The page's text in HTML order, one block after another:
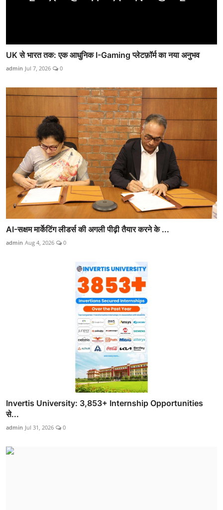
UK से भारत तक: एक आधुनिक I-Gaming प्लेटफ़ॉर्म का नया अनुभव
admin Jul 7, 2026 0
AI-सक्षम मार्केटिंग लीडर्स की अगली पीढ़ी तैयार करने के ...
admin Aug 4, 2026 0
Invertis University: 3,853+ Internship Opportunities
से...
admin Jul 31, 2026 0